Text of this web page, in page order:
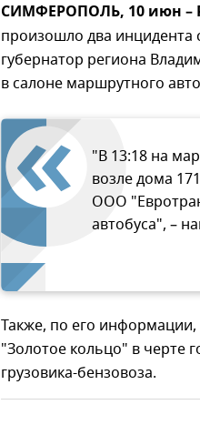
СИМФЕРОПОЛЬ, 10 июн –
произошло два инцидента
губернатор региона
в салоне маршрутного
"В 13:18 на
возле дома
ООО
автобуса", –
Также, по его
"Золотое кольцо" в черте
грузовика-бензовоза.